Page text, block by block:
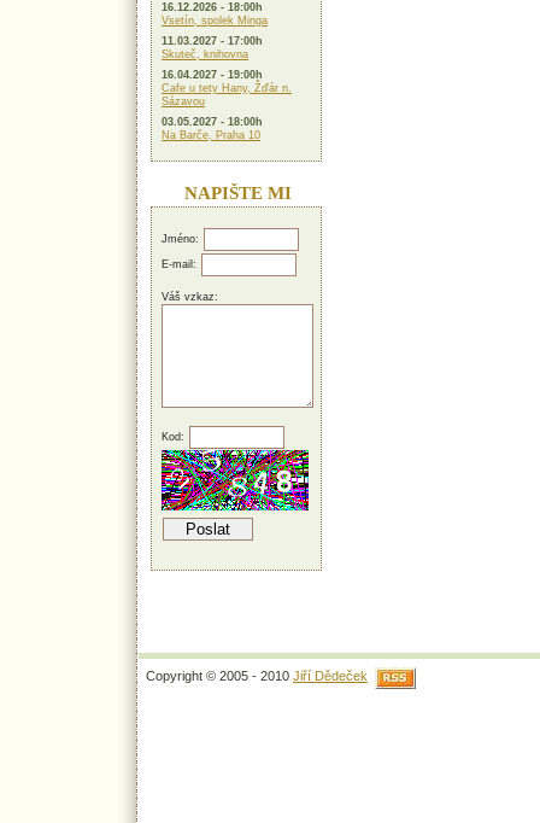
16.12.2026 - 18:00h
Vsetín, spolek Minga
11.03.2027 - 17:00h
Skuteč, knihovna
16.04.2027 - 19:00h
Cafe u tety Hany, Žďár n.
Sázavou
03.05.2027 - 18:00h
Na Barče, Praha 10
NAPIŠTE MI
Jméno:
E-mail:
Váš vzkaz:
Kod:
Copyright © 2005 - 2010 Jiří Dědeček